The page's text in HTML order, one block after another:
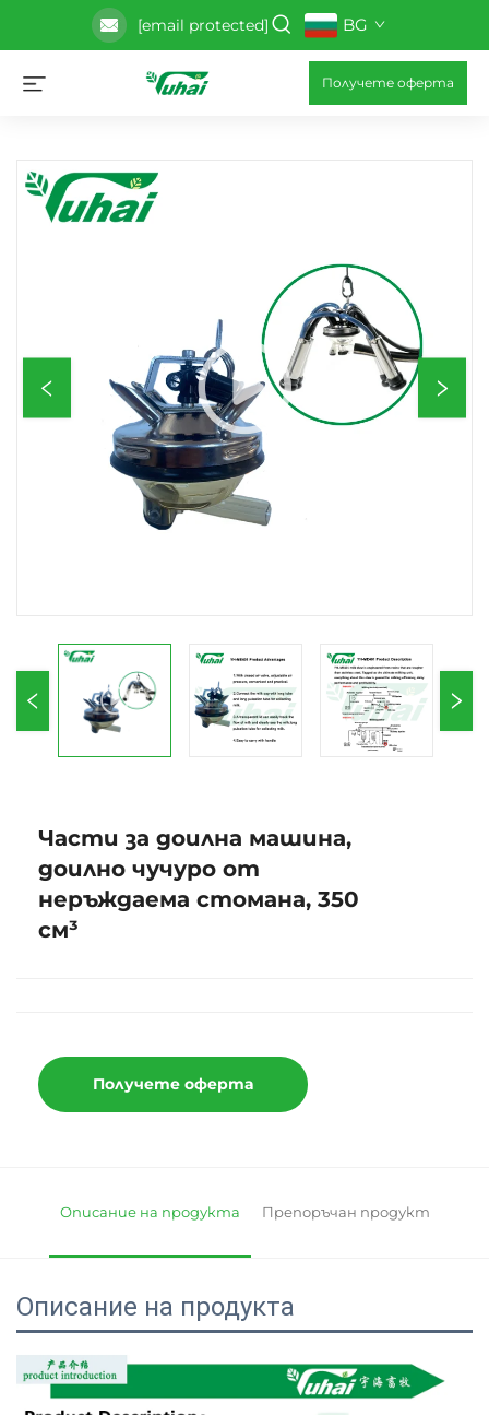
[email protected] BG
Получете оферта
Части за доилна машина,
доилно чучуро от
неръждаема стомана, 350
см³
Получете оферта
Описание на продукта Препоръчан продукт
Описание на продукта